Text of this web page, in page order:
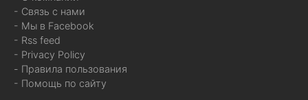
- Связь с нами
- Мы в Facebook
- Rss feed
- Privacy Policy
- Правила пользования
- Помощь по сайту